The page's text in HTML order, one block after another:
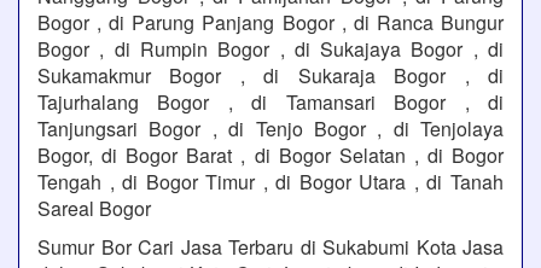
Bogor , di Parung Panjang Bogor , di Ranca Bungur
Bogor , di Rumpin Bogor , di Sukajaya Bogor , di
Sukamakmur Bogor , di Sukaraja Bogor , di
Tajurhalang Bogor , di Tamansari Bogor , di
Tanjungsari Bogor , di Tenjo Bogor , di Tenjolaya
Bogor, di Bogor Barat , di Bogor Selatan , di Bogor
Tengah , di Bogor Timur , di Bogor Utara , di Tanah
Sareal Bogor
Sumur Bor Cari Jasa Terbaru di Sukabumi Kota Jasa